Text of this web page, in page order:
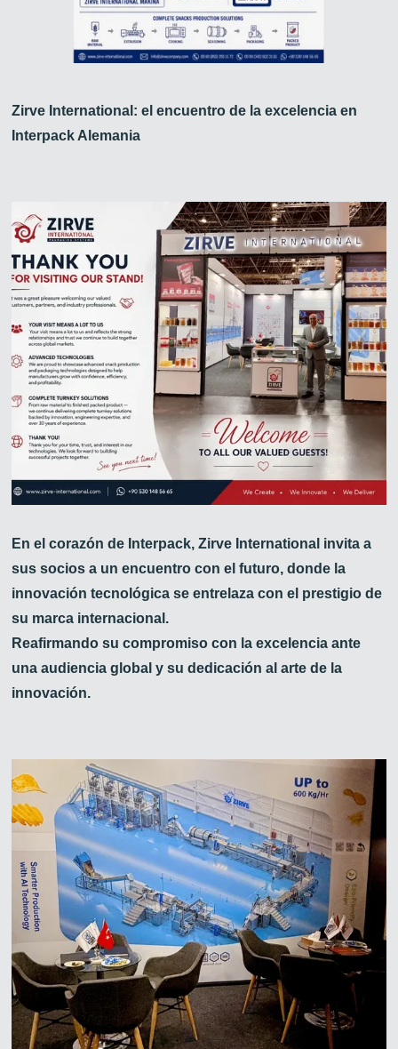
Zirve International: el encuentro de la excelencia en
Interpack Alemania
En el corazón de Interpack, Zirve International invita a
sus socios a un encuentro con el futuro, donde la
innovación tecnológica se entrelaza con el prestigio de
su marca internacional.
Reafirmando su compromiso con la excelencia ante
una audiencia global y su dedicación al arte de la
innovación.
Zirve Extrussion